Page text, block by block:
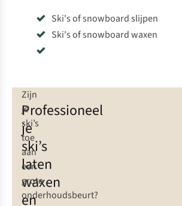
Ski's of snowboard slijpen
Ski's of snowboard waxen
Professioneel
je
ski’s
laten
waxen
en
Zijn
je
ski’s
toe
aan
een
grote
onderhoudsbeurt?